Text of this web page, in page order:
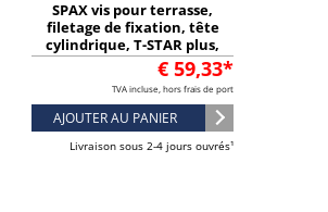
SPAX vis pour terrasse,
filetage de fixation, tête
cylindrique, T-STAR plus,
pointe CUT, acier
inoxydable A2€ 59,33*
TVA incluse, hors frais de port
AJOUTER AU PANIER
Livraison sous 2-4 jours ouvrés¹